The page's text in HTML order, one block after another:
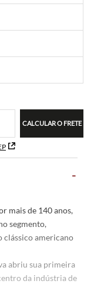
CALCULAR O FRETE
-
mais de 140 anos,
segmento,
clássico americano
abriu sua primeira
da indústria de